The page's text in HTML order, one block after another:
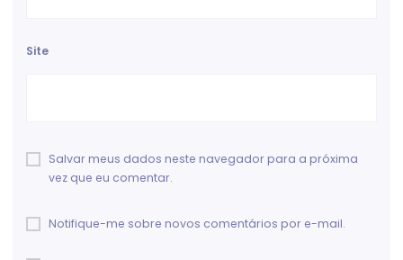
Site
Salvar meus dados neste navegador para a próxima
vez que eu comentar.
Notifique-me sobre novos comentários por e-mail.